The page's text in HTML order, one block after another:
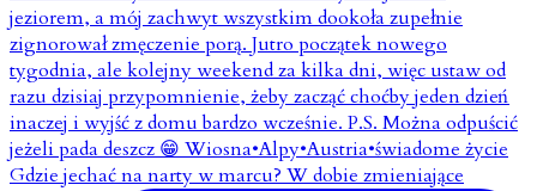
Gdzie jechać na narty w marcu? W dobie zmieniające